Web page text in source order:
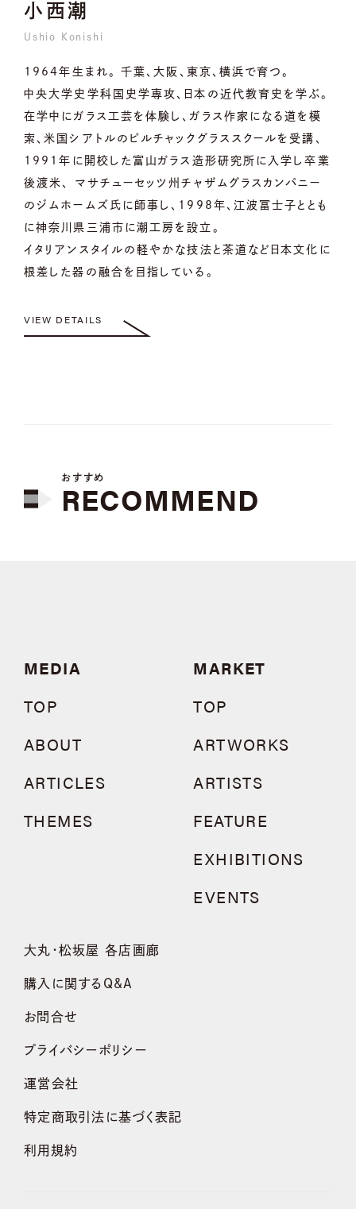
小西潮
Ushio Konishi
1964年生まれ。 千葉、大阪、東京、横浜で育つ。
中央大学史学科国史学専攻、日本の近代教育史を学ぶ。
在学中にガラス工芸を体験し、ガラス作家になる道を模
索、米国シアトルのピルチャックグラススクールを受講、
1991年に開校した富山ガラス造形研究所に入学し卒業
後渡米、 マサチューセッツ州チャザムグラスカンパニー
のジムホームズ氏に師事し、1998年、江波冨士子ととも
に神奈川県三浦市に潮工房を設立。
イタリアンスタイルの軽やかな技法と茶道など日本文化に
根差した器の融合を目指している。
VIEW DETAILS
おすすめ
RECOMMEND
MEDIA
TOP
ABOUT
ARTICLES
THEMES
MARKET
TOP
ARTWORKS
ARTISTS
FEATURE
EXHIBITIONS
EVENTS
大丸・松坂屋 各店画廊
購入に関するQ&A
お問合せ
プライバシーポリシー
運営会社
特定商取引法に基づく表記
利用規約